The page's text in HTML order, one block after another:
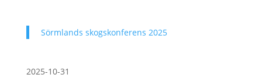
Sörmlands skogskonferens 2025
2025-10-31